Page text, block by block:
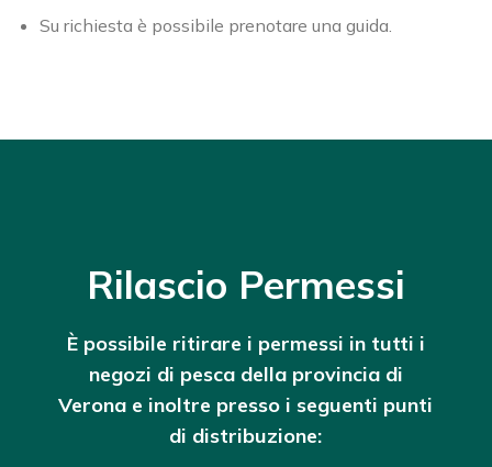
Su richiesta è possibile prenotare una guida.
Rilascio Permessi
È possibile ritirare i permessi in tutti i
negozi di pesca della provincia di
Verona e inoltre presso i seguenti punti
di distribuzione: